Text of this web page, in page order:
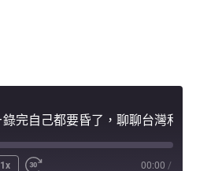
1x 00:00 /